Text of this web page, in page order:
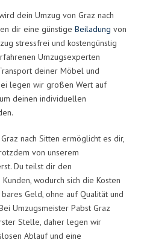
dein Umzug von Graz nach
dir eine günstige Beiladung von
stressfrei und kostengünstig
Umzugsexperten
deiner Möbel und
legen wir großen Wert auf
deinen individuellen
nach Sitten ermöglicht es dir,
von unserem
Du teilst dir den
wodurch sich die Kosten
Geld, ohne auf Qualität und
Umzugsmeister Pabst Graz
Stelle, daher legen wir
Ablauf und eine